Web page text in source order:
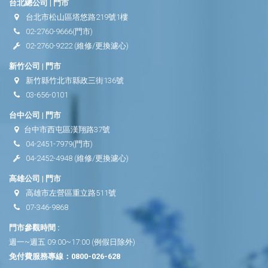
台北總公司 | 門市
台北市松山區塔悠路219號1樓
02-2760-9666(門市)
02-2760-9222(維修/更換濾心)
新竹公司 | 門市
新竹縣竹北市縣政三街136號
03-656-0101
台中公司 | 門市
台中市西屯區漢翔路37號
04-2451-7979(門市)
04-2452-4948 (維修/更換濾心)
高雄公司 | 門市
高雄市左營區重立路511號
07-346-9868
門市參觀時間 :
週一~週五 09:00~17:00 (例假日除外)
免付費服務專線： 0800-026-628